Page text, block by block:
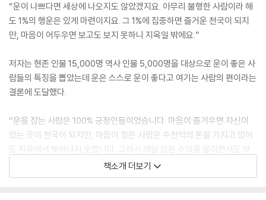
“운이 나쁘다면 세상에 나오지도 않았겠지요. 아무리 불행한 사람이라 해
도 1%의 행운은 있게 마련이지요. 그 1%에 집중하면 즐거운 천국이 되지
만, 마음이 어두우면 보고도 보지 못하니 지옥일 밖에요.”
저자는 현존 인물 15,000명 역사 인물 5,000명을 대상으로 운이 좋은 사
람들의 특징을 뽑았는데 운은 스스로 운이 좋다고 여기는 사람의 편이라는
결론에 도달했다.
“운을 잡는 사람은 100% 긍정인들이었습니다. 마음이 즐거우면 자신이
있는 곳이 천국이 되지만, 마음이 힘든 사람은 수천억의 돈을 가지고 있어
도 지옥에서 벗어나지 못합니다. 그래서 매달 많은 수익을 올리면서도 부
족함을 느끼는 사람이 있는 반면 적은 수입으로도 풍족하게 사는 사람이
있는 법입니다.”
책소개 더보기